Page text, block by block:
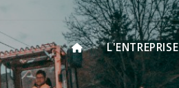
L'ENTREPRISE